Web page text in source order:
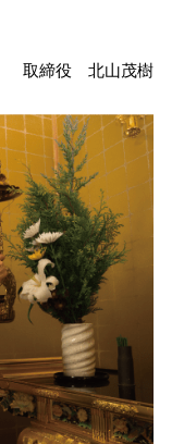
締役 北山茂樹